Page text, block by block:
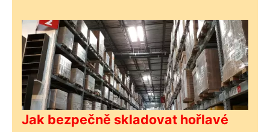
Jak bezpečně skladovat hořlavé